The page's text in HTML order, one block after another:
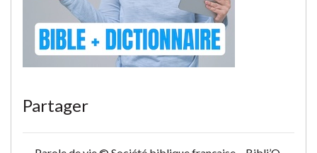
Partager